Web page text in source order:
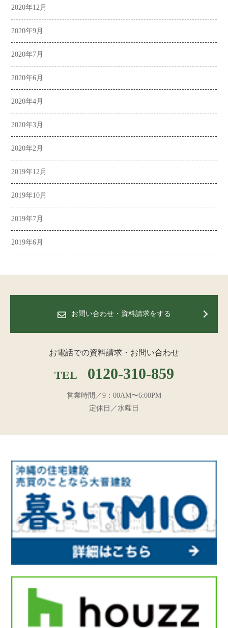
2020年12月
2020年9月
2020年7月
2020年6月
2020年4月
2020年3月
2020年2月
2019年12月
2019年10月
2019年7月
2019年6月
お問い合わせ・資料請求をする
お電話での資料請求・お問い合わせ
TEL 0120-310-859
営業時間／9：00AM〜6:00PM
定休日／水曜日